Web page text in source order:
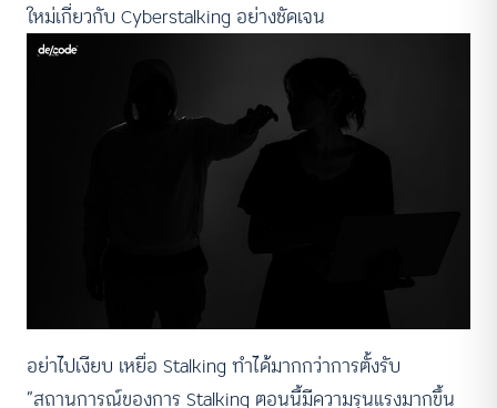
ใหม่เกี่ยวกับ Cyberstalking อย่างชัดเจน
อย่าไปเงียบ เหยื่อ Stalking ทำได้มากกว่าการตั้งรับ
“สถานการณ์ของการ Stalking ตอนนี้มีความรุนแรงมากขึ้น